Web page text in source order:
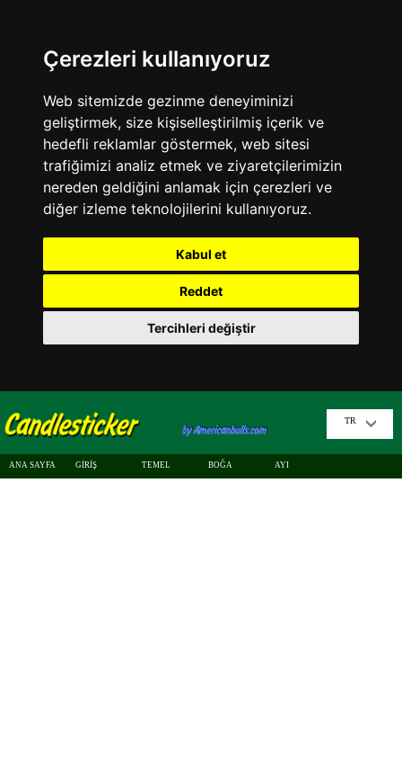
Çerezleri kullanıyoruz
Web sitemizde gezinme deneyiminizi
geliştirmek, size kişiselleştirilmiş içerik ve
hedefli reklamlar göstermek, web sitesi
trafiğimizi analiz etmek ve ziyaretçilerimizin
nereden geldiğini anlamak için çerezleri ve
diğer izleme teknolojilerini kullanıyoruz.
Kabul et
Reddet
Tercihleri değiştir
TR
ANA SAYFA GİRİŞ TEMEL BOĞA AYI